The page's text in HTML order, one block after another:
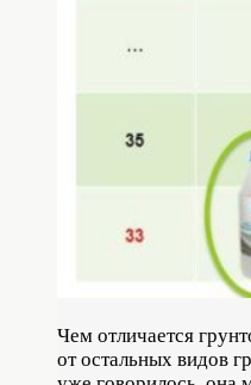
Чем отличается
от остальных видов